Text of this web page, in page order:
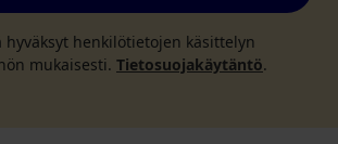
hyväksyt henkilötietojen käsittelyn
mukaisesti. Tietosuojakäytäntö.